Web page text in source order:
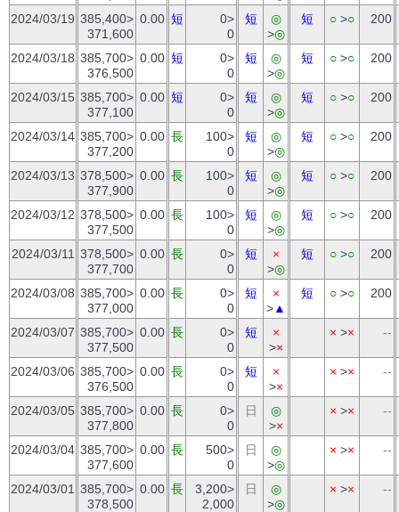
2024/03/19 385,400>
371,600
0.00 短
0>
0
短
◎
>◎
短 ○ >○ 200
2024/03/18 385,700>
376,500
0.00 短
0>
0
短
◎
>◎
短 ○ >○ 200
2024/03/15 385,700>
377,100
0.00 短
0>
0
短
◎
>◎
短 ○ >○ 200
2024/03/14 385,700>
377,200
0.00 長
100>
0
短
◎
>◎
短 ○ >○ 200
2024/03/13 378,500>
377,900
0.00 長
100>
0
短
◎
>◎
短 ○ >○ 200
2024/03/12 378,500>
377,500
0.00 長
100>
0
短
◎
>◎
短 ○ >○ 200
2024/03/11 378,500>
377,700
0.00 長
0>
0
短
×
>◎
短 ○ >○ 200
2024/03/08 385,700>
377,000
0.00 長
0>
0
短
×
>▲
短 ○ >○ 200
2024/03/07 385,700>
377,500
0.00 長
0>
0
短
×
>×
× >× --
2024/03/06 385,700>
376,500
0.00 長
0>
0
短
×
>×
× >× --
2024/03/05 385,700>
377,800
0.00 長
0>
0
日
◎
>×
× >× --
2024/03/04 385,700>
377,600
0.00 長
500>
0
日
◎
>◎
× >× --
2024/03/01 385,700>
378,500
0.00 長
3,200>
2,000
日
◎
>◎
× >× --